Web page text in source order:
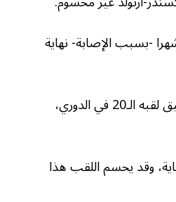
-بسبب الإصابة- نهاية
ويقترب ليفربول تحت قيادة المدرب الجديد الهولندي أرنه سلوت، من تحقيق لقبه الـ20 في الدوري،
عن أرسنال قبل 6 مراحل من النهاية، وقد يحسم اللقب هذا